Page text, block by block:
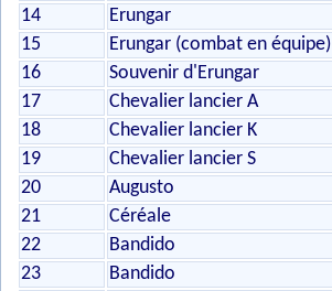
14
Erungar
15
Erungar (combat en équipe)
16
Souvenir d'Erungar
17
Chevalier lancier A
18
Chevalier lancier K
19
Chevalier lancier S
20
Augusto
21
Céréale
22
Bandido
23
Bandido